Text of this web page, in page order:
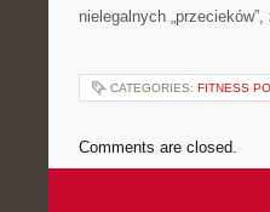
nielegalnych
CATEGORIES: FITNESS
Comments are closed.